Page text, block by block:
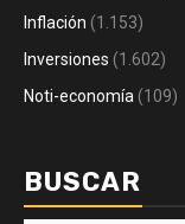
Inflación (1.153)
Inversiones (1.602)
Noti-economía (109)
BUSCAR